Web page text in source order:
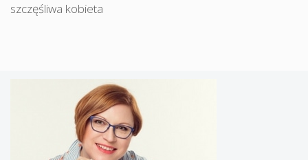
szczęśliwa kobieta